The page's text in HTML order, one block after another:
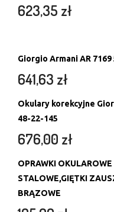
623,35 zł
Giorgio Armani AR 7169
641,63 zł
Okulary korekcyjne
48-22-145
676,00 zł
OPRAWKI
STALOWE,GIĘTKI
BRĄZOWE